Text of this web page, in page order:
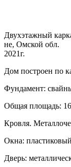
Двухэтажный
не, Омской обл.
2021г.
Дом построен по
Фундамент:
Общая площадь:
Кровля.
Окна:
Дверь: